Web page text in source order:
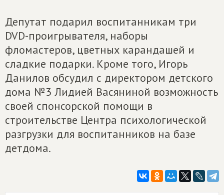
Депутат подарил воспитанникам три
DVD-проигрывателя, наборы
фломастеров, цветных карандашей и
сладкие подарки. Кроме того, Игорь
Данилов обсудил с директором детского
дома №3 Лидией Васяниной возможность
своей спонсорской помощи в
строительстве Центра психологической
разгрузки для воспитанников на базе
детдома.